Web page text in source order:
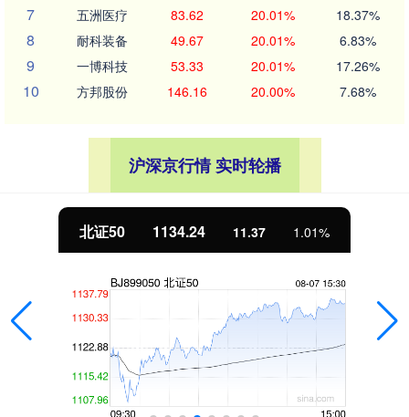
7 五洲医疗 83.62 20.01% 18.37%
8 耐科装备 49.67 20.01% 6.83%
9 一博科技 53.33 20.01% 17.26%
10 方邦股份 146.16 20.00% 7.68%
沪深京行情 实时轮播
北证50 1134.24 11.37 1.01%